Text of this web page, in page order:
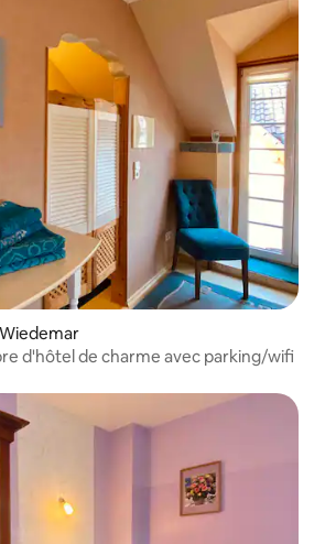
d'hôtel de charme avec parking/wifi